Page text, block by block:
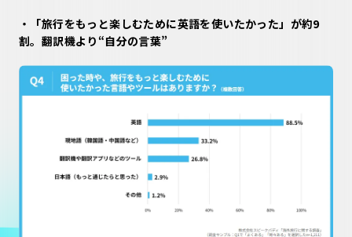
・「旅行をもっと楽しむために英語を使いたかった」が約9
割。翻訳機より“自分の言葉”